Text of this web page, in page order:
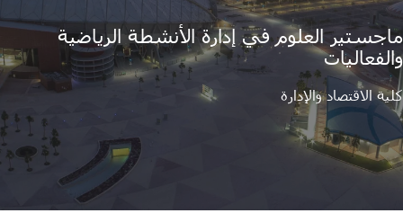
ماجستير العلوم في إدارة الأنشطة الرياضية
والفعاليات
كلية الاقتصاد والإدارة